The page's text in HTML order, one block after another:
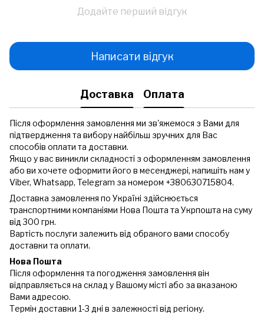
Додайте перший відгук
Написати відгук
Доставка Оплата
Після оформлення замовлення ми зв'яжемося з Вами для
підтвердження та вибору найбільш зручних для Вас
способів оплати та доставки.
Якщо у вас виникли складності з оформленням замовлення
або ви хочете оформити його в месенджері, напишіть нам у
Viber, Whatsapp, Telegram за номером +380630715804.
Доставка замовлення по Україні здійснюється
транспортними компаніями Нова Пошта та Укрпошта на суму
від 300 грн.
Вартість послуги залежить від обраного вами способу
доставки та оплати.
Нова Пошта
Після оформлення та погодження замовлення він
відправляється на склад у Вашому місті або за вказаною
Вами адресою.
Термін доставки 1-3 дні в залежності від регіону.